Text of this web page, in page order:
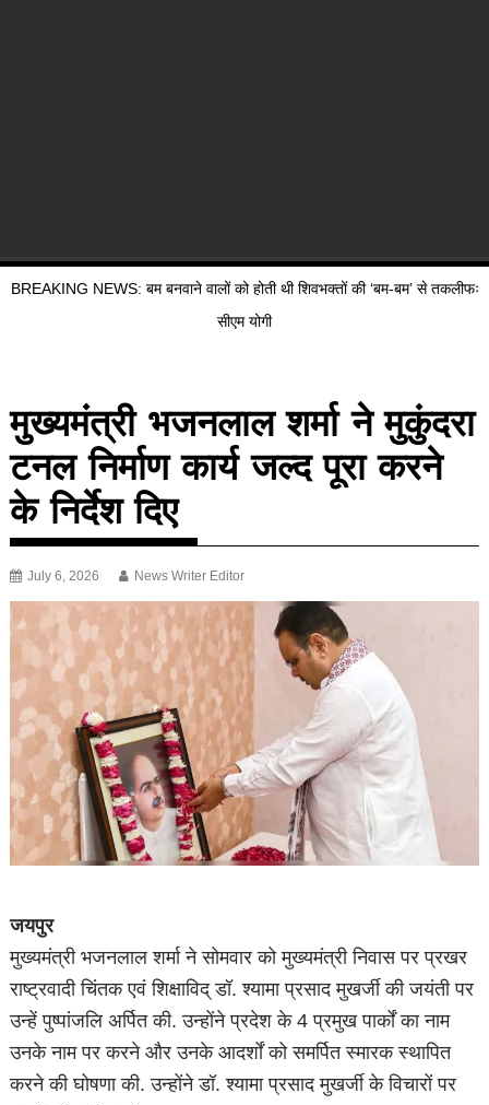
BREAKING NEWS: बम बनवाने वालों को होती थी शिवभक्तों की ‘बम-बम’ से तकलीफः
सीएम योगी
मुख्यमंत्री भजनलाल शर्मा ने मुकुंदरा
टनल निर्माण कार्य जल्द पूरा करने
के निर्देश दिए
July 6, 2026 News Writer Editor
जयपुर
मुख्यमंत्री भजनलाल शर्मा ने सोमवार को मुख्यमंत्री निवास पर प्रखर
राष्ट्रवादी चिंतक एवं शिक्षाविद् डॉ. श्यामा प्रसाद मुखर्जी की जयंती पर
उन्हें पुष्पांजलि अर्पित की. उन्होंने प्रदेश के 4 प्रमुख पार्कों का नाम
उनके नाम पर करने और उनके आदर्शों को समर्पित स्मारक स्थापित
करने की घोषणा की. उन्होंने डॉ. श्यामा प्रसाद मुखर्जी के विचारों पर